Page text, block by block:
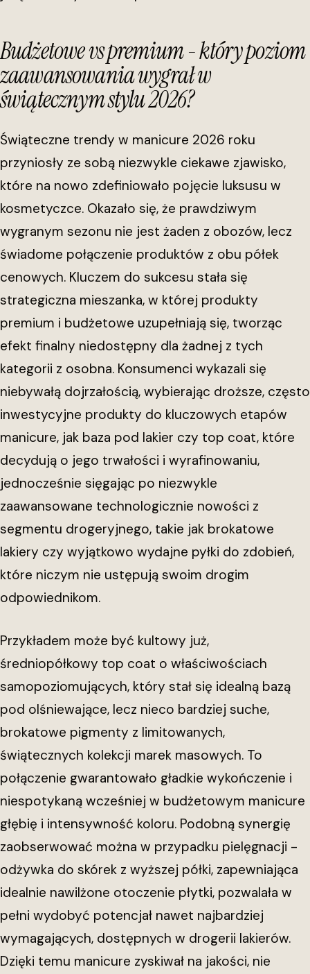
Budżetowe vs premium - który poziom
zaawansowania wygrał w
świątecznym stylu 2026?
Świąteczne trendy w manicure 2026 roku
przyniosły ze sobą niezwykle ciekawe zjawisko,
które na nowo zdefiniowało pojęcie luksusu w
kosmetyczce. Okazało się, że prawdziwym
wygranym sezonu nie jest żaden z obozów, lecz
świadome połączenie produktów z obu półek
cenowych. Kluczem do sukcesu stała się
strategiczna mieszanka, w której produkty
premium i budżetowe uzupełniają się, tworząc
efekt finalny niedostępny dla żadnej z tych
kategorii z osobna. Konsumenci wykazali się
niebywałą dojrzałością, wybierając droższe, często
inwestycyjne produkty do kluczowych etapów
manicure, jak baza pod lakier czy top coat, które
decydują o jego trwałości i wyrafinowaniu,
jednocześnie sięgając po niezwykle
zaawansowane technologicznie nowości z
segmentu drogeryjnego, takie jak brokatowe
lakiery czy wyjątkowo wydajne pyłki do zdobień,
które niczym nie ustępują swoim drogim
odpowiednikom.
Przykładem może być kultowy już,
średniopółkowy top coat o właściwościach
samopoziomujących, który stał się idealną bazą
pod olśniewające, lecz nieco bardziej suche,
brokatowe pigmenty z limitowanych,
świątecznych kolekcji marek masowych. To
połączenie gwarantowało gładkie wykończenie i
niespotykaną wcześniej w budżetowym manicure
głębię i intensywność koloru. Podobną synergię
zaobserwować można w przypadku pielęgnacji -
odżywka do skórek z wyższej półki, zapewniająca
idealnie nawilżone otoczenie płytki, pozwalała w
pełni wydobyć potencjał nawet najbardziej
wymagających, dostępnych w drogerii lakierów.
Dzięki temu manicure zyskiwał na jakości, nie